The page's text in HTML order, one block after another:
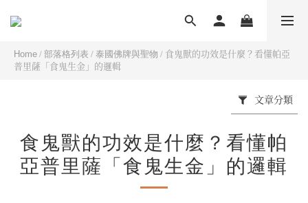
Home / 部落格列表 / 泰國佛牌與聖物 / 食鬼獸的功效是什麼？看懂帕亞
普里薩「食鬼生金」的邏輯
文章分類
食鬼獸的功效是什麼？看懂帕
亞普里薩「食鬼生金」的邏輯